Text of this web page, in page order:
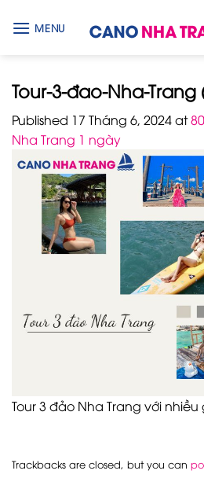
MENU
Tour-3-đao-Nha-Trang
Published 17 Tháng 6, 2024at
Nha Trang 1 ngày
Tour 3 đảo Nha Trang với
Trackbacks are closed, but you can